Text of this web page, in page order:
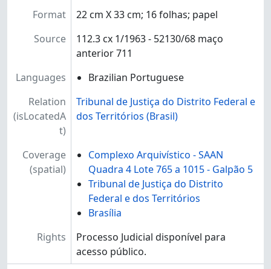
[Subseção] CIRCGAM - Circunscrição Judiciária - Gama
[Subseção] CIRCGUA - Circunscrição Judiciária - Guará
[Subseção] CIRCNUB - Circunscrição Judiciária - Núcleo Bandeirante
[Subseção] CIRCPLA - Circunscrição Judiciária - Planaltina
[Subseção] CIRCREM - Circunscrição Judiciária - Recanto das Emas
[Subseção] CIRCSAM - Circunscrição Judiciária - Samambaia
[Subseção] CIRCSOB - Circunscrição Judiciária - Sobradinho
[Subseção] CIRCSSB - Circunscrição Judiciária - São Sebastião
[Subseção] CIRCSMA - Circunscrição Judiciária - Santa Maria
[Subseção] CIRCTAG - Circunscrição Judiciária - Taguatinga
[Seção] 2ª - Área Judicial - 2ª Instância
[Seção] ADM - Área Administrativa
Format
22 cm X 33 cm; 16 folhas; papel
Source
112.3 cx 1/1963 - 52130/68 maço
anterior 711
Languages
Brazilian Portuguese
Relation
(isLocatedA
t)
Tribunal de Justiça do Distrito Federal e
dos Territórios (Brasil)
Coverage
(spatial)
Complexo Arquivístico - SAAN
Quadra 4 Lote 765 a 1015 - Galpão 5
Tribunal de Justiça do Distrito
Federal e dos Territórios
Brasília
Rights
Processo Judicial disponível para
acesso público.